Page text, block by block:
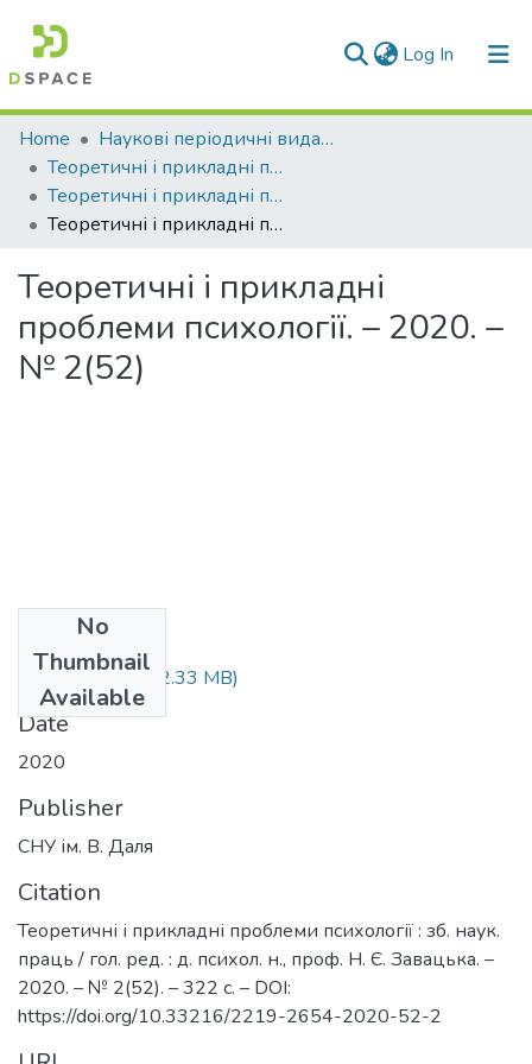
Log In (current)
Communities & Collections
All of DSpace
Statistics
Home
Наукові періодичні видання СНУ ім. В. Даля
Теоретичні і прикладні проблеми психології та соціальної роботи
Теоретичні і прикладні проблеми психології. – 2020 р.
Теоретичні і прикладні проблеми психології. – 2020. – № 2(52)
Теоретичні і прикладні
проблеми психології. – 2020. –
№ 2(52)
No
Thumbnail
Available
2(52) 2020.pdf(2.33 MB)
Date
2020
Publisher
СНУ ім. В. Даля
Citation
Теоретичні і прикладні проблеми психології : зб. наук.
праць / гол. ред. : д. психол. н., проф. Н. Є. Завацька. –
2020. – № 2(52). – 322 с. – DOI:
https://doi.org/10.33216/2219-2654-2020-52-2